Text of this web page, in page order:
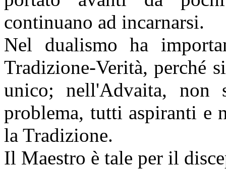
continuano ad incarnarsi.
Nel dualismo ha
Tradizione-Verità, perché
unico; nell'Advaita, non
problema, tutti aspiranti e
la Tradizione.
Il Maestro è tale per il